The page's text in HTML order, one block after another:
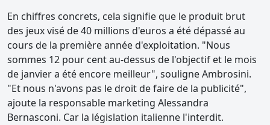
En chiffres concrets, cela signifie que le produit brut
des jeux visé de 40 millions d'euros a été dépassé au
cours de la première année d'exploitation. "Nous
sommes 12 pour cent au-dessus de l'objectif et le mois
de janvier a été encore meilleur", souligne Ambrosini.
"Et nous n'avons pas le droit de faire de la publicité",
ajoute la responsable marketing Alessandra
Bernasconi. Car la législation italienne l'interdit.